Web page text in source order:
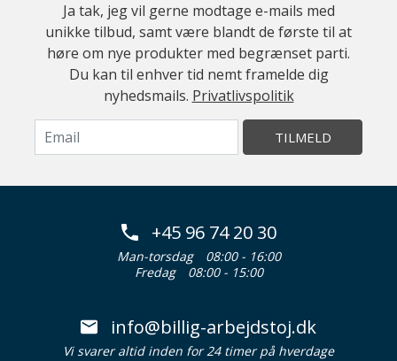
Ja tak, jeg vil gerne modtage e-mails med
unikke tilbud, samt være blandt de første til at
høre om nye produkter med begrænset parti.
Du kan til enhver tid nemt framelde dig
nyhedsmails. Privatlivspolitik
TILMELD
+45 96 74 20 30
Man-torsdag
08:00 - 16:00
Fredag
08:00 - 15:00
info@billig-arbejdstoj.dk
Vi svarer altid inden for 24 timer på hverdage